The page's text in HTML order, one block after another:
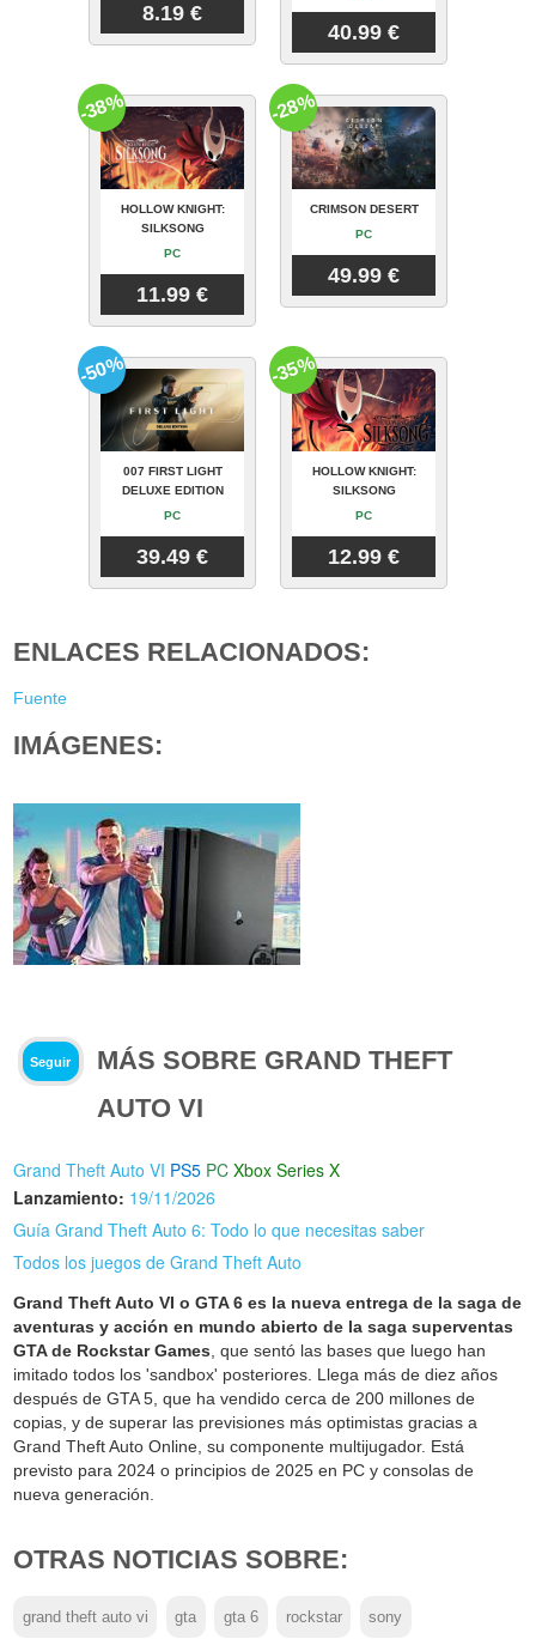
8.19 €
40.99 €
HOLLOW KNIGHT:
SILKSONG
PC
11.99 €
-38%
CRIMSON DESERT
PC
49.99 €
-28%
007 FIRST LIGHT
DELUXE EDITION
PC
39.49 €
-50%
HOLLOW KNIGHT:
SILKSONG
PC
12.99 €
-35%
ENLACES RELACIONADOS:
Fuente
IMÁGENES:
Seguir
MÁS SOBRE GRAND THEFT
AUTO VI
Grand Theft Auto VI PS5 PC Xbox Series X
Lanzamiento: 19/11/2026
Guía Grand Theft Auto 6: Todo lo que necesitas saber
Todos los juegos de Grand Theft Auto
Grand Theft Auto VI o GTA 6 es la nueva entrega de la saga de
aventuras y acción en mundo abierto de la saga superventas
GTA de Rockstar Games , que sentó las bases que luego han
imitado todos los 'sandbox' posteriores. Llega más de diez años
después de GTA 5, que ha vendido cerca de 200 millones de
copias, y de superar las previsiones más optimistas gracias a
Grand Theft Auto Online, su componente multijugador. Está
previsto para 2024 o principios de 2025 en PC y consolas de
nueva generación.
OTRAS NOTICIAS SOBRE:
grand theft auto vi gta gta 6 rockstar sony